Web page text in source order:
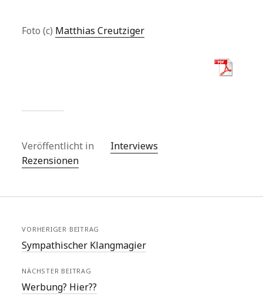
Foto (c) Matthias Creutziger
Veröffentlicht in
Interviews
Rezensionen
VORHERIGER BEITRAG
Sympathischer Klangmagier
NÄCHSTER BEITRAG
Werbung? Hier??